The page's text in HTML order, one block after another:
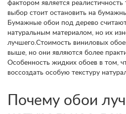
фактором является реалистичность
выбор стоит остановить на
Бумажные обои под дерево
натуральным материалом, но их
лучшего.Стоимость виниловых
выше, но они являются более
Особенность жидких обоев в том,
воссоздать особую текстуру
Почему обои